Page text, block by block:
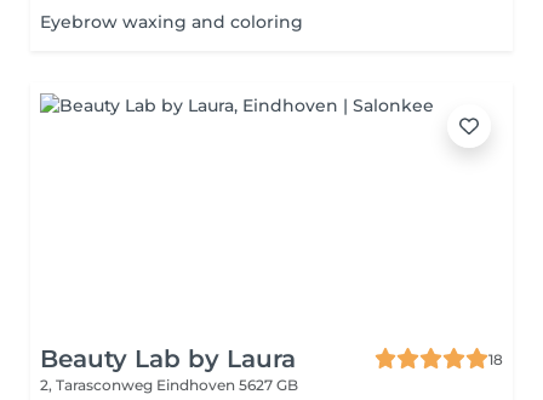
Eyebrow waxing and coloring
Beauty Lab by Laura
18
2, Tarasconweg Eindhoven 5627 GB